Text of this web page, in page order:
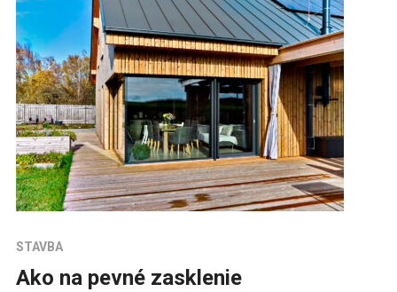
STAVBA
Ako na pevné zasklenie